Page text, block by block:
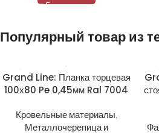
Популярный товар из
Grand Line: Планка торцевая
100х80 Pe 0,45мм Ral 7004
Кровельные материалы,
Металлочерепица и